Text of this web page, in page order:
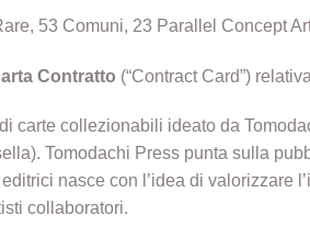
53 Comuni, 23 Parallel Concept
Contratto (“Contract Card”)
carte collezionabili ideato da
Tomodachi Press punta sulla
nasce con l’idea di valorizzare
collaboratori.